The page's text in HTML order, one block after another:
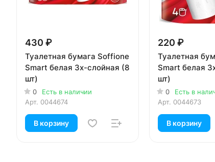
430 ₽
Туалетная бумага Soffione
Smart белая 3х-слойная (8
шт)
0
Есть в наличии
Арт. 0044674
В корзину
220 ₽
Туалетная
Smart белая
шт)
0
Есть в
Арт. 0044673
В корзину